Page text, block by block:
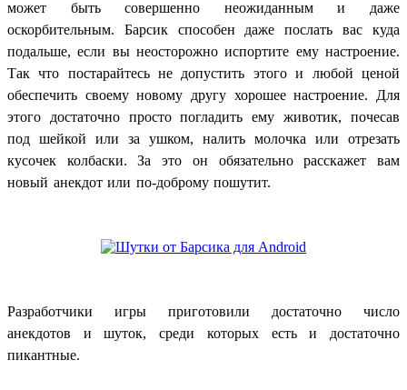
может быть совершенно неожиданным и даже
оскорбительным. Барсик способен даже послать вас куда
подальше, если вы неосторожно испортите ему настроение.
Так что постарайтесь не допустить этого и любой ценой
обеспечить своему новому другу хорошее настроение. Для
этого достаточно просто погладить ему животик, почесав
под шейкой или за ушком, налить молочка или отрезать
кусочек колбаски. За это он обязательно расскажет вам
новый анекдот или по-доброму пошутит.
Разработчики игры приготовили достаточно число
анекдотов и шуток, среди которых есть и достаточно
пикантные.